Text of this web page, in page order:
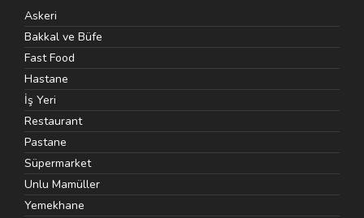
Askeri
Bakkal ve Büfe
Fast Food
Hastane
İş Yeri
Restaurant
Pastane
Süpermarket
Unlu Mamüller
Yemekhane